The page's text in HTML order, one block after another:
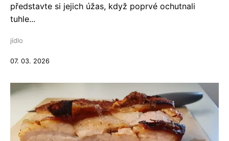
představte si jejich úžas, když poprvé ochutnali
tuhle...
jídlo
07. 03. 2026